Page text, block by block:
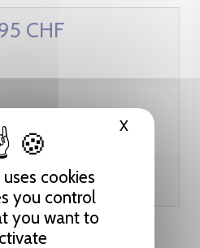
cookies
you control
you want to
XHide
CHF
to cart